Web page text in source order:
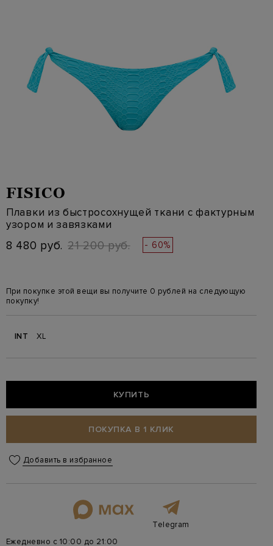
FISICO
Плавки из быстросохнущей ткани с фактурным
узором и завязками
8 480 руб. 21 200 руб. - 60%
При покупке этой вещи вы получите 0 рублей на следующую
покупку!
INT XL
КУПИТЬ
ПОКУПКА В 1 КЛИК
Добавить в избранное
Telegram
Ежедневно с 10:00 до 21:00